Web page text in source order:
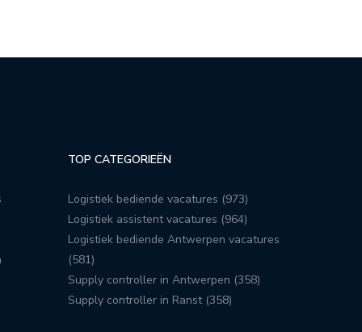
TOP CATEGORIEËN
Logistiek bediende vacatures (973)
Logistiek assistent vacatures (964)
Logistiek bediende Antwerpen vacatures
(581)
Supply controller in Antwerpen (358)
Supply controller in Ranst (358)